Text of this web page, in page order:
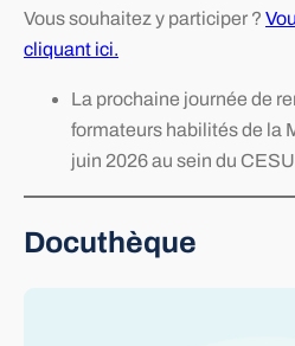
Vous souhaitez y participer ?
cliquant ici.
La prochaine journée de
formateurs habilités de la
juin 2026 au sein du
Docuthèque